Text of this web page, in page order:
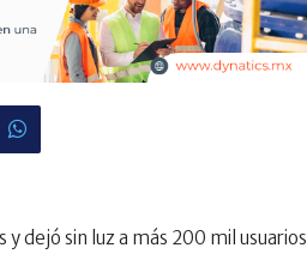
dejó sin luz a más 200 mil usuarios